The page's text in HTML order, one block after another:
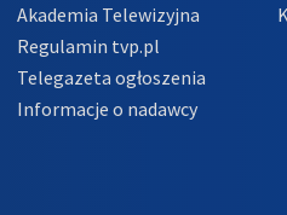
Akademia Telewizyjna
Regulamin tvp.pl
Telegazeta ogłoszenia
Informacje o nadawcy